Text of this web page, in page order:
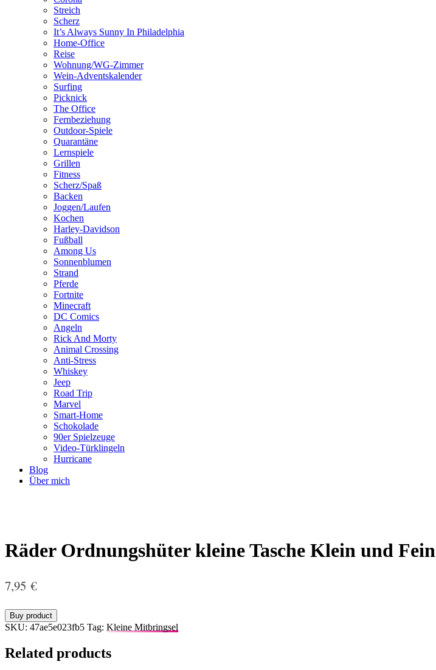
Streich
Scherz
It’s Always Sunny In Philadelphia
Home-Office
Reise
Wohnung/WG-Zimmer
Wein-Adventskalender
Surfing
Picknick
The Office
Fernbeziehung
Outdoor-Spiele
Quarantäne
Lernspiele
Grillen
Fitness
Scherz/Spaß
Backen
Joggen/Laufen
Kochen
Harley-Davidson
Fußball
Among Us
Sonnenblumen
Strand
Pferde
Fortnite
Minecraft
DC Comics
Angeln
Rick And Morty
Animal Crossing
Anti-Stress
Whiskey
Jeep
Road Trip
Marvel
Smart-Home
Schokolade
90er Spielzeuge
Video-Türklingeln
Hurricane
Blog
Über mich
Räder Ordnungshüter kleine Tasche Klein und Fein
7,95 €
Buy product
SKU: 47ae5e023fb5 Tag: Kleine Mitbringsel
Related products